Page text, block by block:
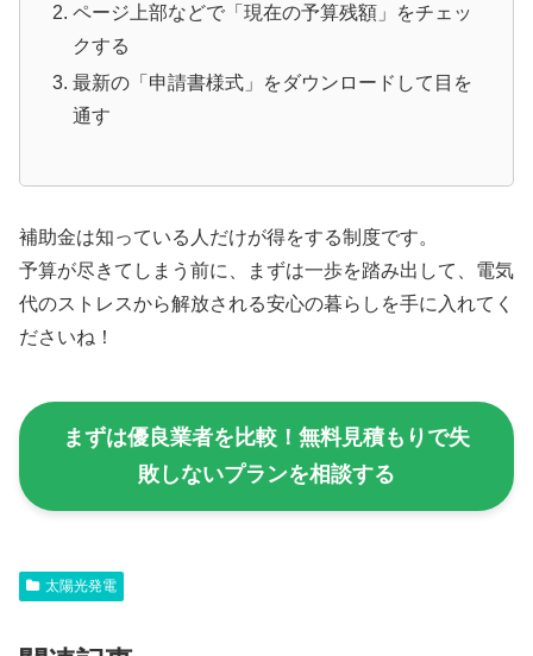
ページ上部などで「現在の予算残額」をチェッ
クする
最新の「申請書様式」をダウンロードして目を
通す
補助金は知っている人だけが得をする制度です。
予算が尽きてしまう前に、まずは一歩を踏み出して、電気
代のストレスから解放される安心の暮らしを手に入れてく
ださいね！
まずは優良業者を比較！無料見積もりで失
敗しないプランを相談する
太陽光発電